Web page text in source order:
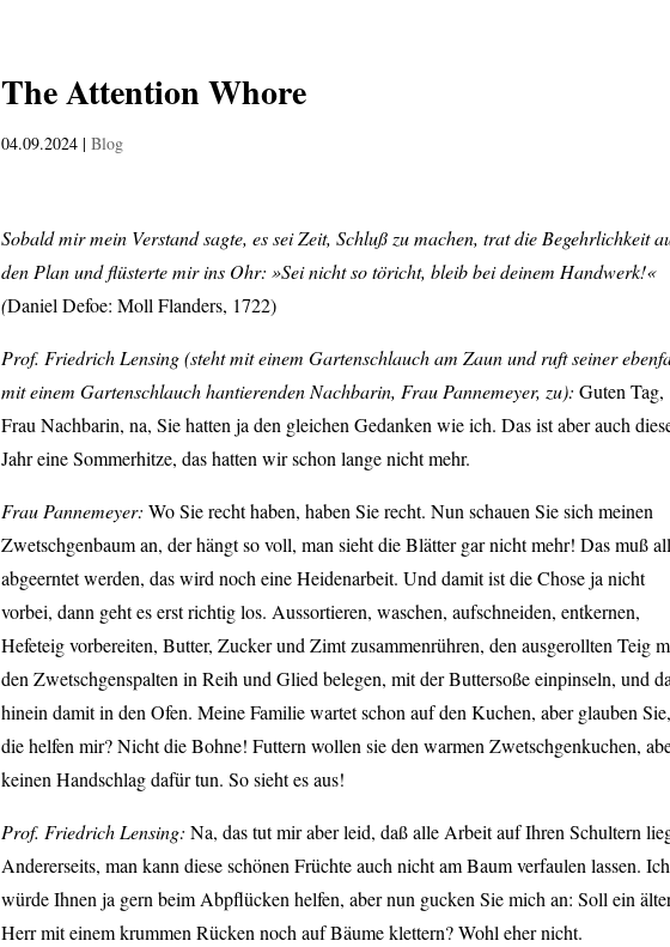
The Attention Whore
04.09.2024| Blog
Sobald mir mein Verstand sagte, es sei Zeit, Schluß zu machen, trat die Begehrlichkeit
den Plan und flüsterte mir ins Ohr: »Sei nicht so töricht, bleib bei deinem Handwerk!«
(Daniel Defoe: Moll Flanders, 1722)
Prof. Friedrich Lensing (steht mit einem Gartenschlauch am Zaun und ruft seiner
mit einem Gartenschlauch hantierenden Nachbarin, Frau Pannemeyer, zu): Guten Tag,
Frau Nachbarin, na, Sie hatten ja den gleichen Gedanken wie ich. Das ist aber auch
Jahr eine Sommerhitze, das hatten wir schon lange nicht mehr.
Frau Pannemeyer: Wo Sie recht haben, haben Sie recht. Nun schauen Sie sich meinen
Zwetschgenbaum an, der hängt so voll, man sieht die Blätter gar nicht mehr! Das muß
abgeerntet werden, das wird noch eine Heidenarbeit. Und damit ist die Chose ja nicht
vorbei, dann geht es erst richtig los. Aussortieren, waschen, aufschneiden, entkernen,
Hefeteig vorbereiten, Butter, Zucker und Zimt zusammenrühren, den ausgerollten Teig
den Zwetschgenspalten in Reih und Glied belegen, mit der Buttersoße einpinseln, und
hinein damit in den Ofen. Meine Familie wartet schon auf den Kuchen, aber glauben Sie,
die helfen mir? Nicht die Bohne! Futtern wollen sie den warmen Zwetschgenkuchen,
keinen Handschlag dafür tun. So sieht es aus!
Prof. Friedrich Lensing: Na, das tut mir aber leid, daß alle Arbeit auf Ihren Schultern
Andererseits, man kann diese schönen Früchte auch nicht am Baum verfaulen lassen. Ich
würde Ihnen ja gern beim Abpflücken helfen, aber nun gucken Sie mich an: Soll ein
Herr mit einem krummen Rücken noch auf Bäume klettern? Wohl eher nicht.